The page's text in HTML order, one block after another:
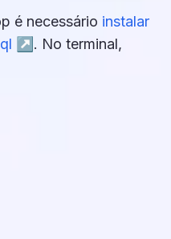
é necessário instalar
↗︎ . No terminal,